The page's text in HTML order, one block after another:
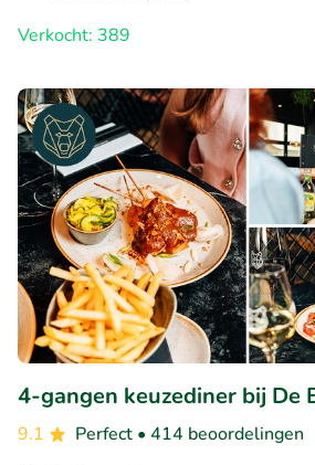
Verkocht: 389
4-gangen keuzediner bij De
9.1 Perfect • 414 beoordelingen